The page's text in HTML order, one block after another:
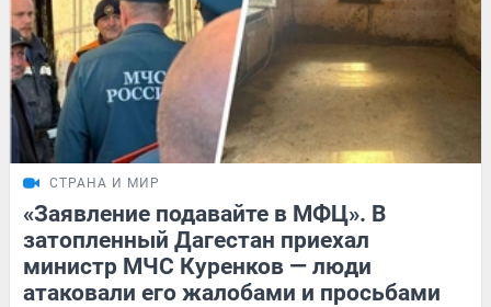
СТРАНА И МИР
«Заявление подавайте в МФЦ». В
затопленный Дагестан приехал
министр МЧС Куренков — люди
атаковали его жалобами и просьбами